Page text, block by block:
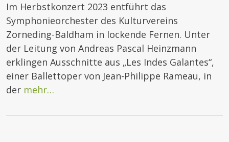
Im Herbstkonzert 2023 entführt das
Symphonieorchester des Kulturvereins
Zorneding-Baldham in lockende Fernen. Unter
der Leitung von Andreas Pascal Heinzmann
erklingen Ausschnitte aus „Les Indes Galantes“,
einer Ballettoper von Jean-Philippe Rameau, in
der mehr…